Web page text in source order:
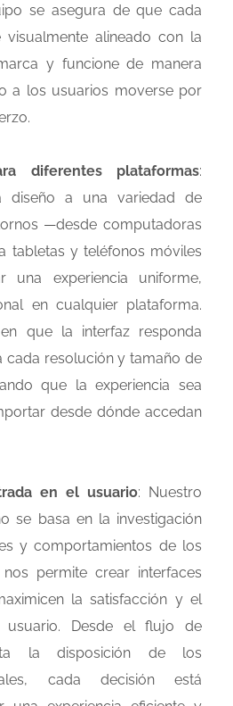
se asegura de que cada
visualmente alineado con la
y funcione de manera
a los usuarios moverse por
diferentes plataformas:
diseño a una variedad de
—desde computadoras
tabletas y teléfonos móviles
una experiencia uniforme,
en cualquier plataforma.
que la interfaz responda
cada resolución y tamaño de
que la experiencia sea
desde dónde accedan
en el usuario: Nuestro
se basa en la investigación
y comportamientos de los
permite crear interfaces
la satisfacción y el
usuario. Desde el flujo de
la disposición de los
cada decisión está